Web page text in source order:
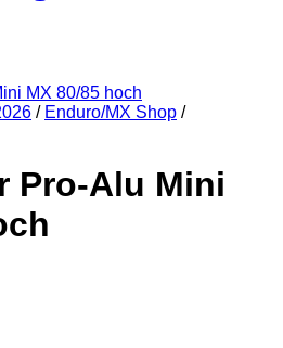
/ Enduro/MX Shop /
Pro-Alu Mini